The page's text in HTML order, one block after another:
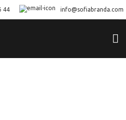
44 info@sofiabranda.com